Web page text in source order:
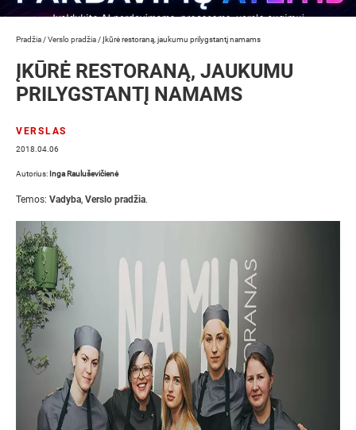
Pradžia /Verslo pradžia / Įkūrė restoraną, jaukumu prilygstantį namams
ĮKŪRĖ RESTORANĄ, JAUKUMU
PRILYGSTANTĮ NAMAMS
VERSLAS
2018.04.06
Autorius: Inga Rauluševičienė
Temos: Vadyba, Verslo pradžia.